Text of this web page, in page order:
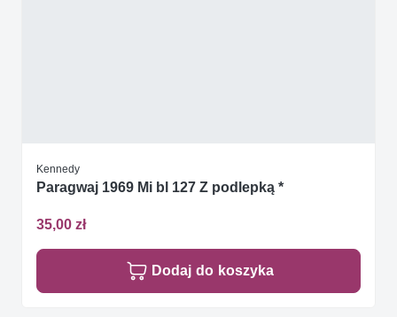
Kennedy
Paragwaj 1969 Mi bl 127 Z podlepką *
35,00 zł
Dodaj do koszyka